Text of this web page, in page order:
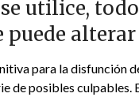
utilice,
puede
para la disfunción
de posibles